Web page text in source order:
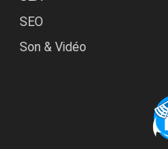
SEO
Son & Vidéo